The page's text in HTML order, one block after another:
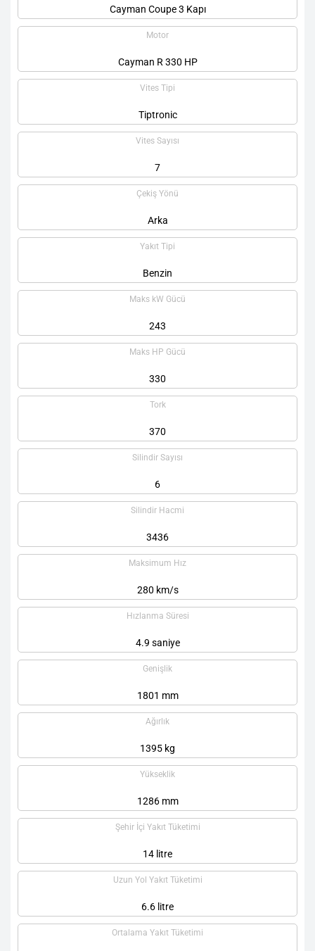
Cayman Coupe 3 Kapı
Motor
Cayman R 330 HP
Vites Tipi
Tiptronic
Vites Sayısı
7
Çekiş Yönü
Arka
Yakıt Tipi
Benzin
Maks kW Gücü
243
Maks HP Gücü
330
Tork
370
Silindir Sayısı
6
Silindir Hacmi
3436
Maksimum Hız
280 km/s
Hızlanma Süresi
4.9 saniye
Genişlik
1801 mm
Ağırlık
1395 kg
Yükseklik
1286 mm
Şehir İçi Yakıt Tüketimi
14 litre
Uzun Yol Yakıt Tüketimi
6.6 litre
Ortalama Yakıt Tüketimi